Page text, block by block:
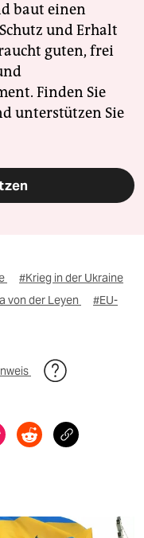
baut einen
und Erhalt
guten, frei
Finden Sie
unterstützen Sie
#Krieg in der Ukraine
von der Leyen
#EU-